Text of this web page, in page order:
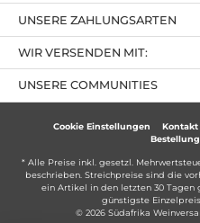
UNSERE ZAHLUNGSARTEN
UNSERE COMMUNITIES
WIR VERSENDEN MIT:
Cookie Einstellungen Kontakt
* Alle Preise inkl. gesetzl.
beschrieben. Streichpreise sind die
ein Artikel in den letzten 30 Tagen
günstigste
© 2026 Südafrika